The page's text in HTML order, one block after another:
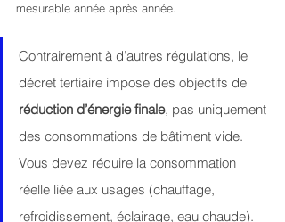
mesurable année après année.
Contrairement à d’autres régulations, le
décret tertiaire impose des objectifs de
réduction d’énergie finale, pas uniquement
des consommations de bâtiment vide.
Vous devez réduire la consommation
réelle liée aux usages (chauffage,
refroidissement, éclairage, eau chaude).